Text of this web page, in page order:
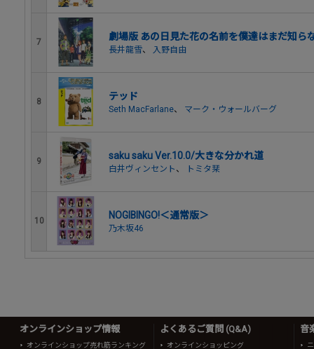
7 劇場版 あの日見た花の名前を僕達はまだ知ら
長井龍雪、 入野自由
8 テッド
Seth MacFarlane、 マーク・ウォールバーグ
9 saku saku Ver.10.0/大きな分かれ道
白井ヴィンセント 、 トミタ栞
10 NOGIBINGO!＜通常版＞
乃木坂46
オンラインショップ情報
オンラインショップ売れ筋ランキング
よくあるご質問 (Q&A)
オンラインショッピング
音